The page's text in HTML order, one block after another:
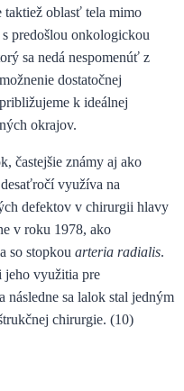
oblasť tela mimo
predošlou onkologickou
sa nedá nespomenúť z
dostatočnej
k ideálnej
okrajov.
častejšie známy aj ako
využíva na
defektov v chirurgii hlavy
v roku 1978, ako
so stopkou arteria radialis.
jeho využitia pre
následne sa lalok stal jedným
chirurgie. (10)